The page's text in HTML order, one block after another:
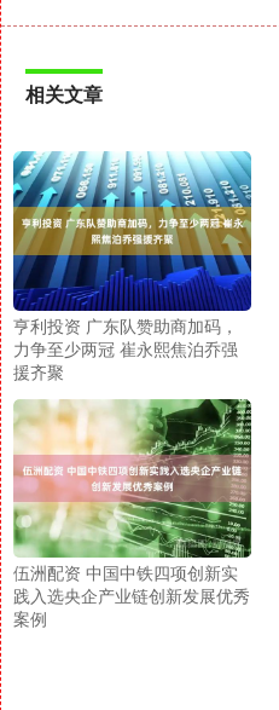
相关文章
亨利投资 广东队赞助商加码，
力争至少两冠 崔永熙焦泊乔强
援齐聚
伍洲配资 中国中铁四项创新实
践入选央企产业链创新发展优秀
案例